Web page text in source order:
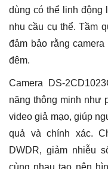
dùng có thể linh động
nhu cầu cụ thể. Tầm
đảm bảo rằng
đêm.
Camera DS-
năng thông minh như
video giả mạo, giúp
quả và chính xác.
DWDR, giảm nhiễu
cùng nhau tạo nên